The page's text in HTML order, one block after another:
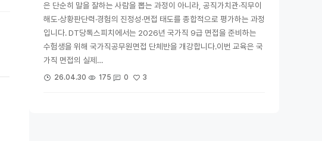
은 단순히 말을 잘하는 사람을 뽑는 과정이 아니라, 공직가치관·직무이
해도·상황판단력·경험의 진정성·면접 태도를 종합적으로 평가하는 과정
입니다. DT당톡스피치에서는 2026년 국가직 9급 면접을 준비하는
수험생을 위해 국가직공무원면접 단체반을 개강합니다.이번 교육은 국
가직 면접의 실제…
26.04.30 175 0 3